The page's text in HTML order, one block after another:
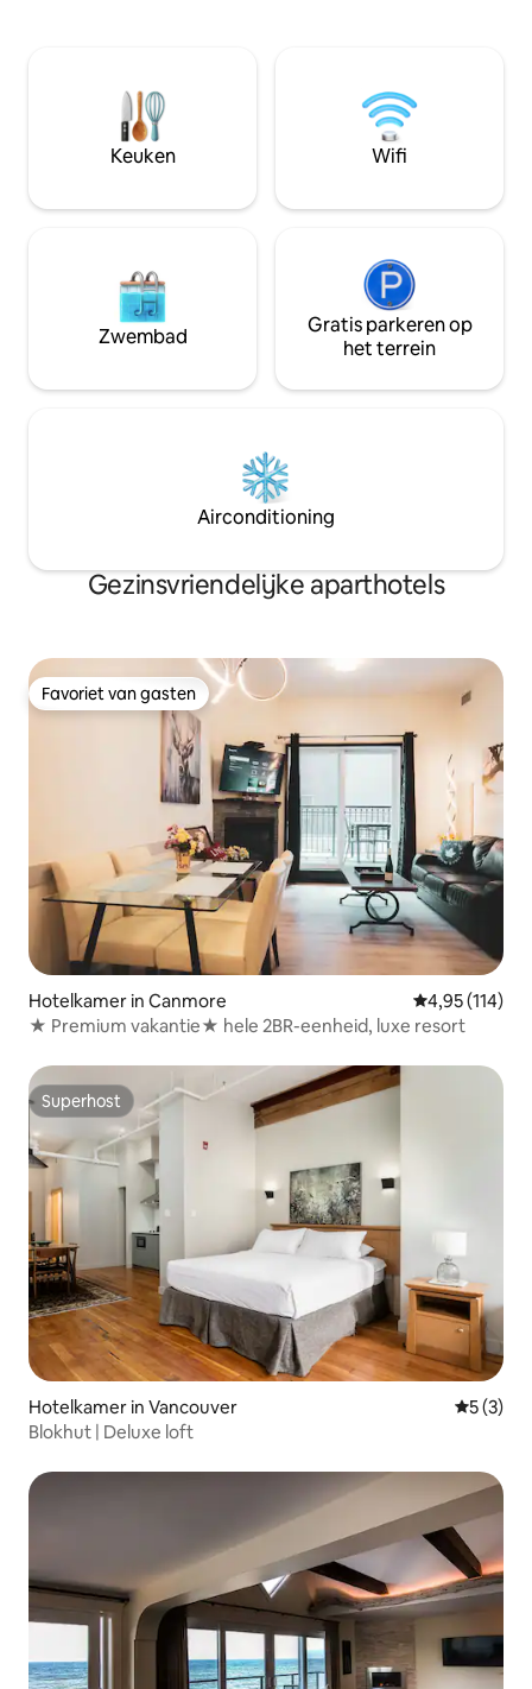
genieten van je uitje.
in de Flats. Dit is
van een
mee en geniet
eenvoudiger
Keuken Wifi
Zwembad
Gratis parkeren op
het terrein
Airconditioning
Gezinsvriendelijke aparthotels
Favoriet van gasten
Favoriet van gasten
Hotelkamer in Canmore Gemiddelde
4,95 (114)
★ Premium vakantie★ hele 2BR-eenheid, luxe resort
Superhost
Superhost
Hotelkamer in Vancouver
5 (3)
Blokhut | Deluxe loft